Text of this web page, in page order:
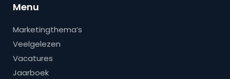
Menu
Marketingthema’s
Veelgelezen
Vacatures
Jaarboek